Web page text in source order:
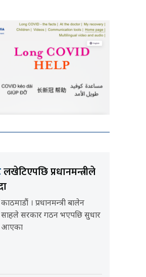
लखेटिएपछि प्रधानमन्त्रीले
काठमाडौं । प्रधानमन्त्री बालेन
साहले सरकार गठन भएपछि सुधार
आएका